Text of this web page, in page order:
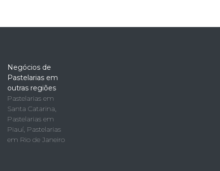
Negócios de
Pastelarias em
outras regiões
Pastelarias em
Santa Catarina,
Pastelarias em
Piauí, Pastelarias
em Rio de Janeiro